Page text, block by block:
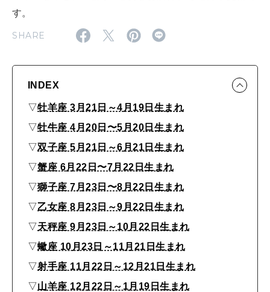
CULTURE
WORK&MONEY
MAGAZINE
2026年9月号「北海道 おいしく遊ぶ、夏のご褒美旅。」
2026年7月号「鎌倉 ローカルが 教えてくれた 本当の歩き方。」
MAGAZINE MOOK
す。
SHARE
INDEX
▽牡羊座 3月21日～4月19日生まれ
▽牡牛座 4月20日〜5月20日生まれ
▽双子座 5月21日～6月21日生まれ
▽蟹座 6月22日〜7月22日生まれ
▽獅子座 7月23日〜8月22日生まれ
▽乙女座 8月23日～9月22日生まれ
▽天秤座 9月23日～10月22日生まれ
▽蠍座 10月23日～11月21日生まれ
▽射手座 11月22日～12月21日生まれ
▽山羊座 12月22日～1月19日生まれ